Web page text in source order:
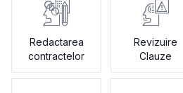
Redactarea
contractelor
Revizuire
Clauze